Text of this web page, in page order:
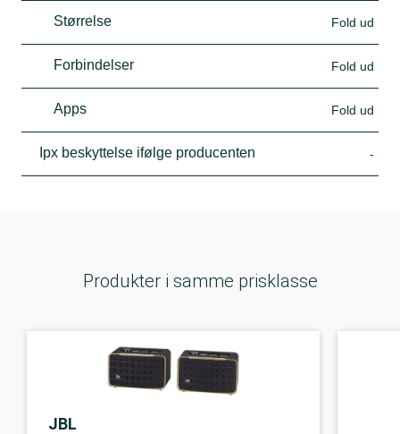
Størrelse Fold ud
Forbindelser Fold ud
Apps Fold ud
Ipx beskyttelse ifølge producenten -
Produkter i samme prisklasse
JBL